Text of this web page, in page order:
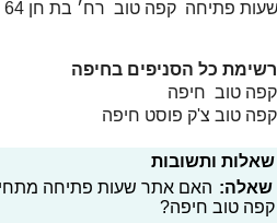
פתיחה קפה טוב רח׳ בת חן 64
רשימת כל הסניפים בחיפה
קפה טוב חיפה
קפה טוב צ'ק פוסט חיפה
שאלות ותשובות
שאלה: האם אתר שעות פתיחה
קפה טוב חיפה?